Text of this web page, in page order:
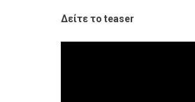
Δείτε το teaser